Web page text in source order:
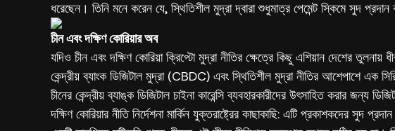
ধরেছেন। তিনি মনে করেন যে, স্থিতিশীল মুদ্রা দ্বারা শুধুমাত্র পেমেন্ট স্কিমে সুদ
চীন এবং দক্ষিণ কোরিয়ার অব
যদিও চীন এবং দক্ষিণ কোরিয়া ক্রিপ্টো মুদ্রা নীতির ক্ষেত্রে কিছু এশিয়ান দেশের
কেন্দ্রীয় ব্যাংক ডিজিটাল মুদ্রা (CBDC) এবং স্থিতিশীল মুদ্রা নীতির আশেপাশে এক
চীনের কেন্দ্রীয় ব্যাঙ্ক ডিজিটাল চাইনা কারেন্সি ব্যবহারকারীদের উৎসাহিত করার জন্য
দক্ষিণ কোরিয়ার নীতি নির্দেশনা মার্কিন যুক্তরাষ্ট্রের কাছাকাছি: এটি প্রকাশকদের সুদ